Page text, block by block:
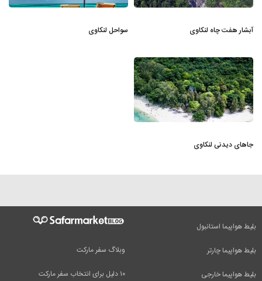
آبشار هفت چاه لنکاوی سواحل لنکاوی
جاهای دیدنی لنکاوی
وبلاگ سفر مارکت
۱۰ دلیل برای انتخاب سفر مارکت
بلیط هواپیما استانبول
بلیط هواپیما چارتر
بلیط هواپیما خارجی